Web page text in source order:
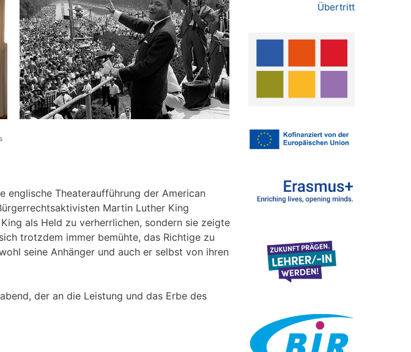
englische Theateraufführung der American
Martin Luther King
als Held zu verherrlichen, sondern sie zeigte
trotzdem immer bemühte, das Richtige zu
seine Anhänger und auch er selbst von ihren
der an die Leistung und das Erbe des
Übertritt